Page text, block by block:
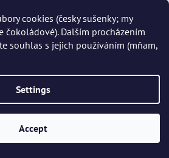
cookies (česky sušenky; my
čokoládové). Dalším procházením
souhlas s jejich používáním (mňam,
Settings
Accept